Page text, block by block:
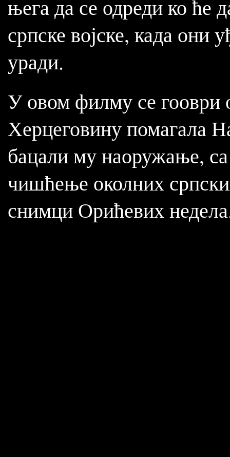
њега да се одреди ко ће
српске војске, када они
уради.
У овом филму се гооври
Херцеговину помагала
бацали му наоружање,
чишћење околних
снимци Орићевих